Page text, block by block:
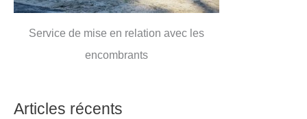
Service de mise en relation avec les
encombrants
Articles récents